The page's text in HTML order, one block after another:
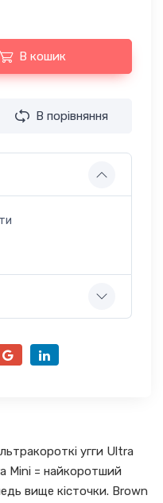
В кошик
В порівняння
угги Ultra
Mini = найкоротший
вище кісточки. Brown